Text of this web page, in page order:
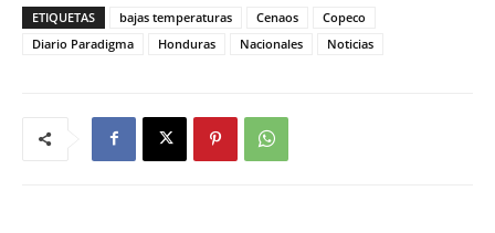
ETIQUETAS bajas temperaturas Cenaos
Copeco
Diario Paradigma
Honduras Nacionales Noticias